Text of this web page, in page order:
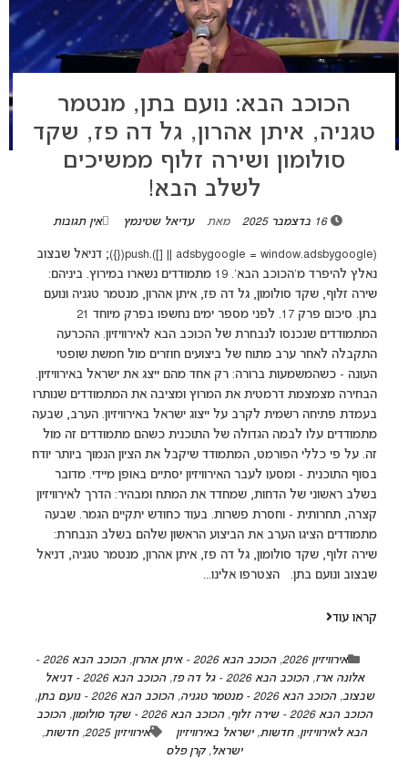
הכוכב הבא: נועם בתן, מנטמר
טגניה, איתן אהרון, גל דה פז, שקד
סולומון ושירה זלוף ממשיכים
לשלב הבא!
16 בדצמבר 2025 מאת עדיאל שטינמץ אין תגובות
(adsbygoogle = window.adsbygoogle || []).push({}); דניאל שבצוב
נאלץ להיפרד מ'הכוכב הבא'. 19 מתמודדים נשארו במירוץ. ביניהם:
שירה זלוף, שקד סולומון, גל דה פז, איתן אהרון, מנטמר טגניה ונועם
בתן. סיכום פרק 17. לפני מספר ימים נחשפו בפרק מיוחד 21
המתמודדים שנכנסו לנבחרת של הכוכב הבא לאירוויזיון. ההכרעה
התקבלה לאחר ערב מתוח של ביצועים חוזרים מול חמשת שופטי
העונה - כשהמשמעות ברורה: רק אחד מהם ייצג את ישראל באירוויזיון.
הבחירה מצמצמת דרמטית את המרוץ ומציבה את המתמודדים שנותרו
בעמדת פתיחה רשמית לקרב על ייצוג ישראל באירוויזיון. הערב, שבעה
מתמודדים עלו לבמה הגדולה של התוכנית כשהם מתמודדים זה מול
זה. על פי כללי הפורמט, המתמודד שיקבל את הציון הנמוך ביותר יודח
בסוף התוכנית - ומסעו לעבר האירוויזיון יסתיים באופן מיידי. מדובר
בשלב ראשוני של הדחות, שמחדד את המתח ומבהיר: הדרך לאירוויזיון
קצרה, תחרותית - וחסרת פשרות. בעוד כחודש יתקיים הגמר. שבעה
מתמודדים הציגו הערב את הביצוע הראשון שלהם בשלב הנבחרת:
שירה זלוף, שקד סולומון, גל דה פז, איתן אהרון, מנטמר טגניה, דניאל
שבצוב ונועם בתן. הצטרפו אלינו...
קראו עוד
אירוויזיון 2026 ,הכוכב הבא 2026 - איתן אהרון ,
הכוכב הבא 2026 -
אלונה ארז,הכוכב הבא 2026 - גל דה פז ,
הכוכב הבא 2026 - דניאל
שבצוב,הכוכב הבא 2026 - מנטמר טגניה ,הכוכב הבא 2026 - נועם בתן
,
הכוכב הבא 2026 - שירה זלוף
,הכוכב הבא 2026 - שקד סולומון ,הכוכב
הבא לאירוויזיון,חדשות,ישראל באירוויזיון אירוויזיון 2025 ,חדשות,
ישראל,קרן פלס